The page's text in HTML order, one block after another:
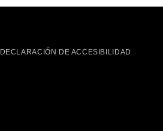
DECLARACIÓN DE ACCESIBILIDAD